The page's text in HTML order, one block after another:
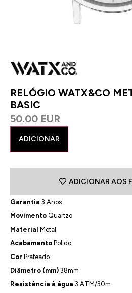
RELÓGIO WATX&CO
BASIC
50.00 EUR
ADICIONAR
ADICIONAR AOS
Garantia 3 Anos
Movimento Quartzo
Material
Metal
Acabamento Polido
Cor Prateado
Diâmetro (mm) 38mm
Resistência à água 3 ATM/30m